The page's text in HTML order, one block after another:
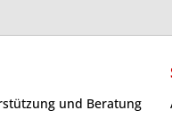
und Beratung